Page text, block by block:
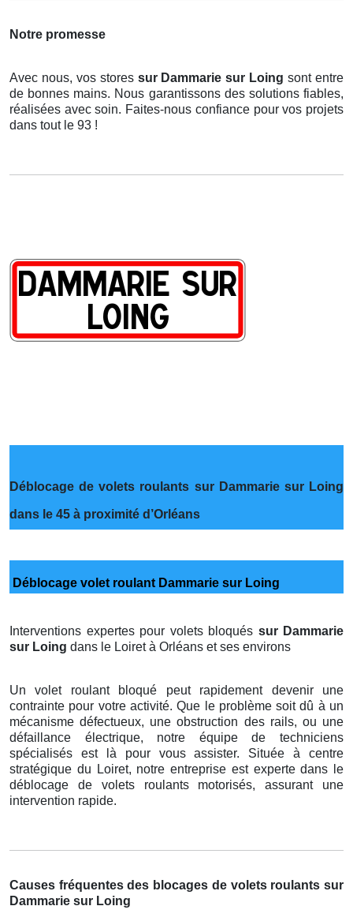
Notre promesse
Avec nous, vos stores sur Dammarie sur Loingsont entre
de bonnes mains. Nous garantissons des solutions fiables,
réalisées avec soin. Faites-nous confiance pour vos projets
dans tout le 93 !
Déblocage de volets roulants sur Dammarie sur Loing
dans le 45 à proximité d’Orléans
Déblocage volet roulant Dammarie sur Loing
Interventions expertes pour volets bloqués sur Dammarie
sur Loing dans le Loiret à Orléans et ses environs
Un volet roulant bloqué peut rapidement devenir une
contrainte pour votre activité. Que le problème soit dû à un
mécanisme défectueux, une obstruction des rails, ou une
défaillance électrique, notre équipe de techniciens
spécialisés est là pour vous assister. Située à centre
stratégique du Loiret, notre entreprise est experte dans le
déblocage de volets roulants motorisés, assurant une
intervention rapide.
Causes fréquentes des blocages de volets roulants sur
Dammarie sur Loing